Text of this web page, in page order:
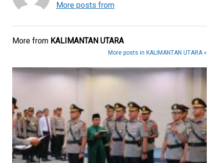
More posts from
More from KALIMANTAN UTARA
More posts in KALIMANTAN UTARA »